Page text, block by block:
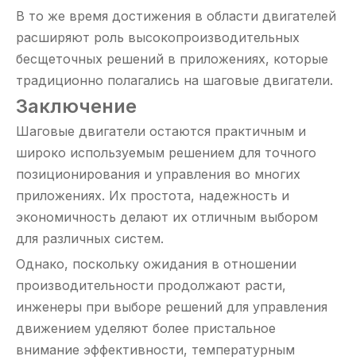
В то же время достижения в области двигателей
расширяют роль высокопроизводительных
бесщеточных решений в приложениях, которые
традиционно полагались на шаговые двигатели.
Заключение
Шаговые двигатели остаются практичным и
широко используемым решением для точного
позиционирования и управления во многих
приложениях. Их простота, надежность и
экономичность делают их отличным выбором
для различных систем.
Однако, поскольку ожидания в отношении
производительности продолжают расти,
инженеры при выборе решений для управления
движением уделяют более пристальное
внимание эффективности, температурным